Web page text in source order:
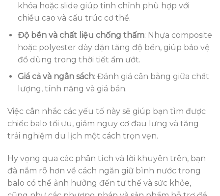
khóa hoặc slide giúp tinh chỉnh phù hợp với
chiều cao và cấu trúc cơ thể.
Độ bền và chất liệu chống thấm: Nhựa composite
hoặc polyester dày dặn tăng độ bền, giúp bảo vệ
đồ dùng trong thời tiết ẩm ướt.
Giá cả và ngân sách: Đánh giá cân bằng giữa chất
lượng, tính năng và giá bán.
Việc cân nhắc các yếu tố này sẽ giúp bạn tìm được
chiếc balo tối ưu, giảm nguy cơ đau lưng và tăng
trải nghiệm du lịch một cách trọn vẹn.
Hy vọng qua các phân tích và lời khuyên trên, bạn
đã nắm rõ hơn về cách ngăn giữ bình nước trong
balo có thể ảnh hưởng đến tư thế và sức khỏe,